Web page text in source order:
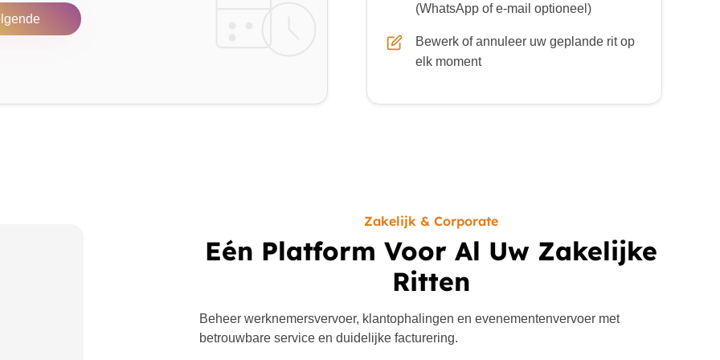
(WhatsApp of e-mail optioneel)
Bewerk of annuleer uw geplande rit op
elk moment
Zakelijk & Corporate
Eén Platform Voor Al Uw Zakelijke
Ritten
Beheer werknemersvervoer, klantophalingen en evenementenvervoer met
betrouwbare service en duidelijke facturering.